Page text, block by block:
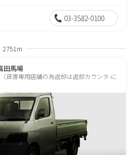
03-3582-0100
2751m
田馬場
貸渡専用店舗の為返却は返却カウンタ-に